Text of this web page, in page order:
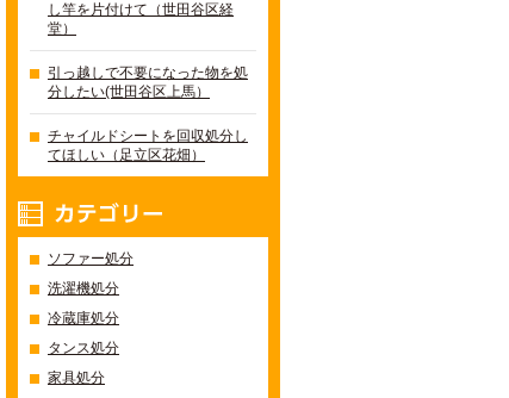
し竿を片付けて（世田谷区経
堂）
引っ越しで不要になった物を処
分したい(世田谷区上馬）
チャイルドシートを回収処分し
てほしい（足立区花畑）
ソファー処分
洗濯機処分
冷蔵庫処分
タンス処分
家具処分